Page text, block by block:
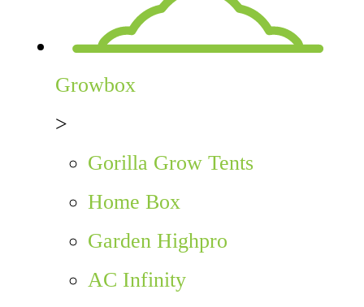
Growbox
>
Gorilla Grow Tents
Home Box
Garden Highpro
AC Infinity